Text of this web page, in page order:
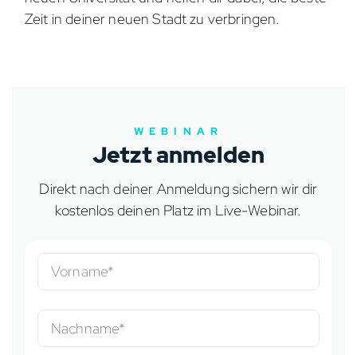
Zeit in deiner neuen Stadt zu verbringen.
WEBINAR
Jetzt anmelden
Direkt nach deiner Anmeldung sichern wir dir
kostenlos deinen Platz im Live-Webinar.
Vorname*
Nachname*